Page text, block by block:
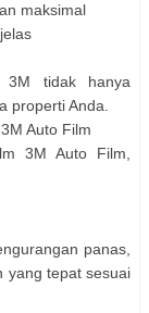
maksimal
3M tidak hanya
properti Anda.
Auto Film
3M Auto Film,
panas,
yang tepat sesuai